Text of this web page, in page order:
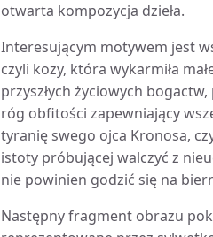
otwarta kompozycja dzieła.
Interesującym motywem jest
czyli kozy, która wykarmiła
przyszłych życiowych
róg obfitości zapewniający
tyranię swego ojca Kronosa,
istoty próbującej walczyć z
nie powinien godzić się na
Następny fragment obrazu